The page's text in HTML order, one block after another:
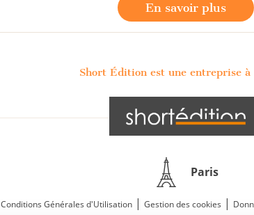
En savoir plus
Short Édition est une entreprise à
Paris
Conditions Générales d'Utilisation | Gestion des cookies |